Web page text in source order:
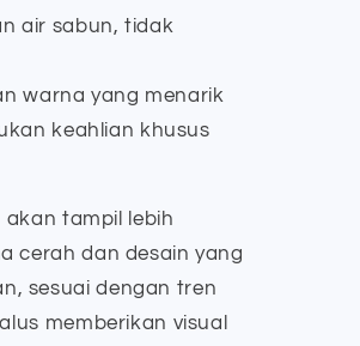
air sabun, tidak
warna yang menarik
keahlian khusus
akan tampil lebih
cerah dan desain yang
sesuai dengan tren
memberikan visual